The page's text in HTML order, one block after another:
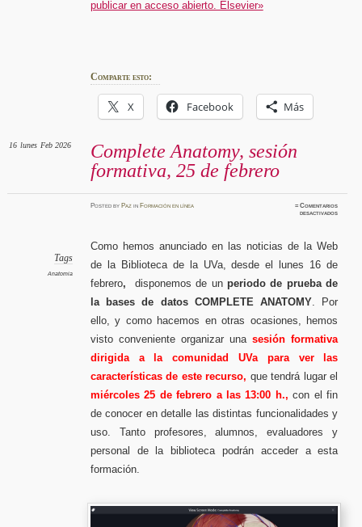
publicar en acceso abierto. Elsevier»
Comparte esto:
X Facebook Más
Complete Anatomy, sesión
formativa, 25 de febrero
16 lunes Feb 2026
Postedby Paz in Formación en línea ≈Comentarios
desactivadosen
25
febrero
Tags
Anatomia
Como hemos anunciado en las noticias de la Web
de la Biblioteca de la UVa, desde el lunes 16 de
febrero, disponemos de un periodo de prueba de
la bases de datos COMPLETE ANATOMY. Por
ello, y como hacemos en otras ocasiones, hemos
visto conveniente organizar unasesión formativa
dirigida a la comunidad UVa para ver las
características de este recurso, que tendrá lugar el
miércoles 25 de febrero a las 13:00 h.,con el fin
de conocer en detalle las distintas funcionalidades y
uso. Tanto profesores, alumnos, evaluadores y
personal de la biblioteca podrán acceder a esta
formación.